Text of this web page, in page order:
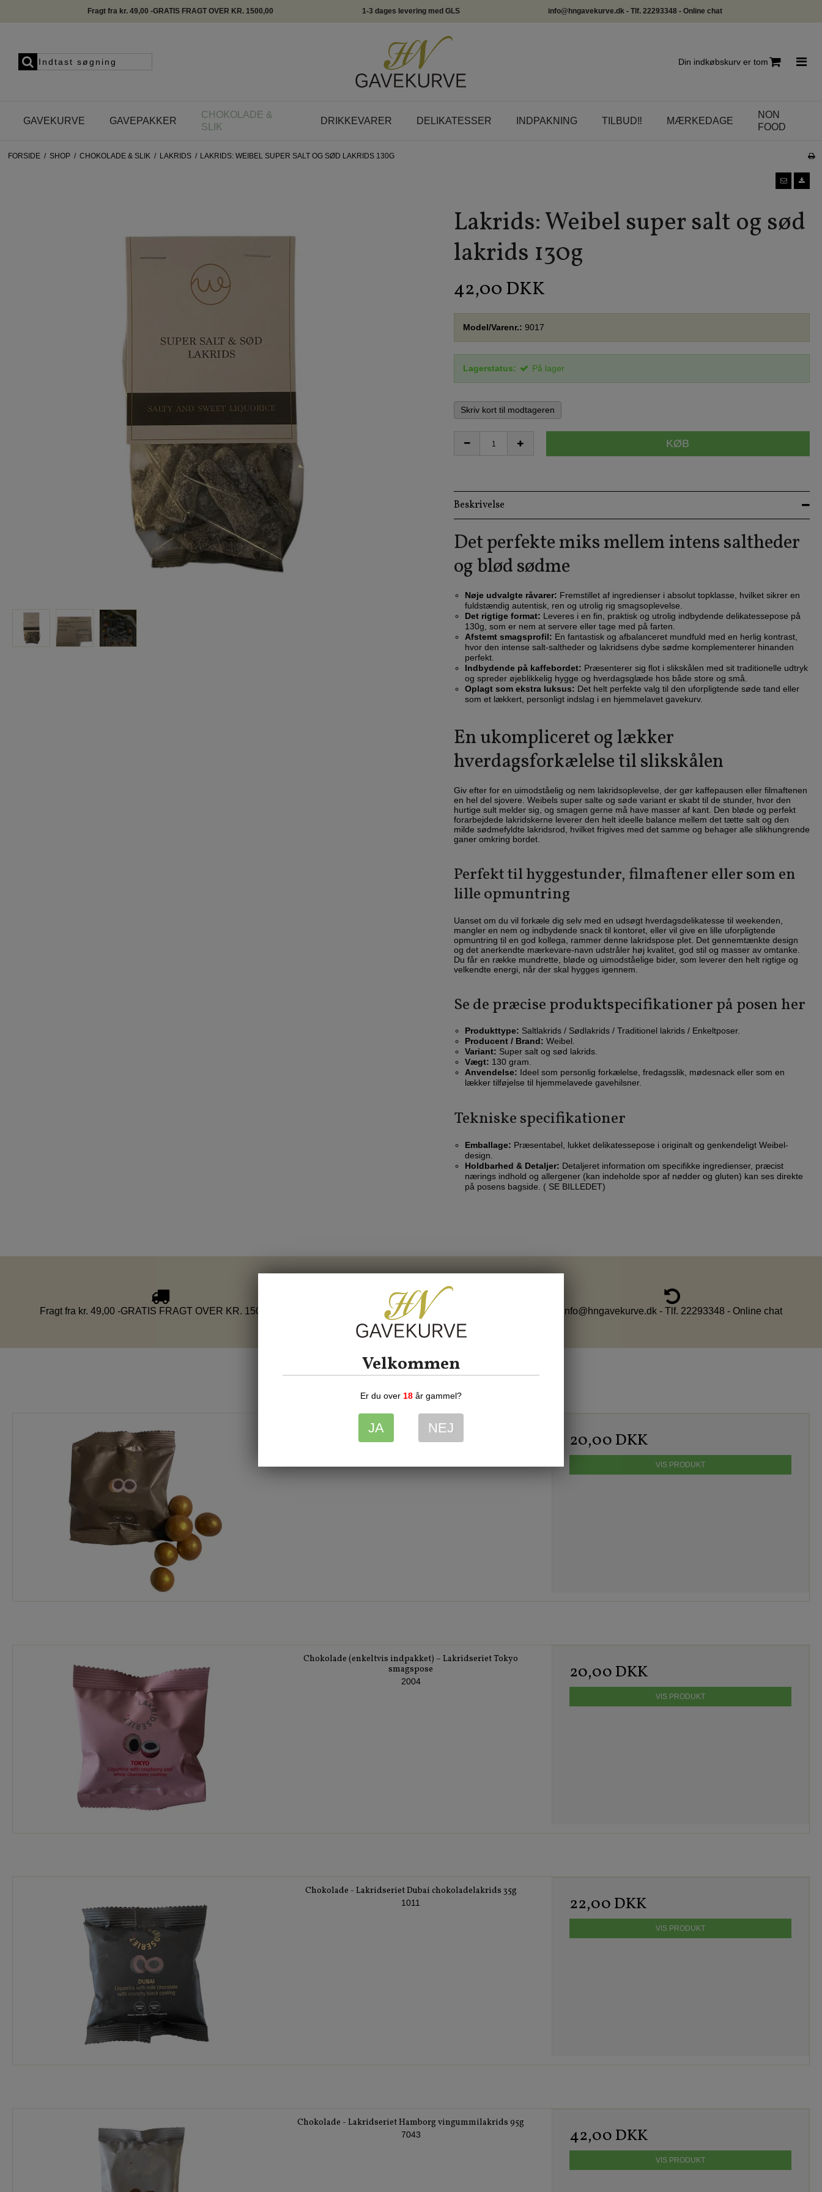
Fragt fra kr. 49,00 -GRATIS FRAGT OVER KR. 1500,00 1-3 dages levering med GLS info@hngavekurve.dk - Tlf. 22293348 - Online chat
Din indkøbskurv er tom
GAVEKURVE GAVEPAKKER
CHOKOLADE &
SLIK
DRIKKEVARER DELIKATESSER INDPAKNING TILBUD‼️ MÆRKEDAGE
NON
FOOD
FORSIDE / SHOP / CHOKOLADE & SLIK / LAKRIDS / LAKRIDS: WEIBEL SUPER SALT OG SØD LAKRIDS 130G
Lakrids: Weibel super salt og sød
lakrids 130g
42,00 DKK
Model/Varenr.: 9017
Lagerstatus: På lager
Skriv kort til modtageren
KØB
Beskrivelse
Det perfekte miks mellem intens saltheder
og blød sødme
Nøje udvalgte råvarer: Fremstillet af ingredienser i absolut topklasse, hvilket sikrer en
fuldstændig autentisk, ren og utrolig rig smagsoplevelse.
Det rigtige format: Leveres i en fin, praktisk og utrolig indbydende delikatessepose på
130g, som er nem at servere eller tage med på farten.
Afstemt smagsprofil: En fantastisk og afbalanceret mundfuld med en herlig kontrast,
hvor den intense salt-saltheder og lakridsens dybe sødme komplementerer hinanden
perfekt.
Indbydende på kaffebordet: Præsenterer sig flot i slikskålen med sit traditionelle udtryk
og spreder øjeblikkelig hygge og hverdagsglæde hos både store og små.
Oplagt som ekstra luksus: Det helt perfekte valg til den uforpligtende søde tand eller
som et lækkert, personligt indslag i en hjemmelavet gavekurv.
En ukompliceret og lækker
hverdagsforkælelse til slikskålen
Giv efter for en uimodståelig og nem lakridsoplevelse, der gør kaffepausen eller filmaftenen
en hel del sjovere. Weibels super salte og søde variant er skabt til de stunder, hvor den
hurtige sult melder sig, og smagen gerne må have masser af kant. Den bløde og perfekt
forarbejdede lakridskerne leverer den helt ideelle balance mellem det tætte salt og den
milde sødmefyldte lakridsrod, hvilket frigives med det samme og behager alle slikhungrende
ganer omkring bordet.
Perfekt til hyggestunder, filmaftener eller som en
lille opmuntring
Uanset om du vil forkæle dig selv med en udsøgt hverdagsdelikatesse til weekenden,
mangler en nem og indbydende snack til kontoret, eller vil give en lille uforpligtende
opmuntring til en god kollega, rammer denne lakridspose plet. Det gennemtænkte design
og det anerkendte mærkevare-navn udstråler høj kvalitet, god stil og masser av omtanke.
Du får en række mundrette, bløde og uimodståelige bider, som leverer den helt rigtige og
velkendte energi, når der skal hygges igennem.
Se de præcise produktspecifikationer på posen her
Produkttype: Saltlakrids / Sødlakrids / Traditionel lakrids / Enkeltposer.
Producent / Brand: Weibel.
Variant: Super salt og sød lakrids.
Vægt: 130 gram.
Anvendelse: Ideel som personlig forkælelse, fredagsslik, mødesnack eller som en
lækker tilføjelse til hjemmelavede gavehilsner.
Tekniske specifikationer
Emballage: Præsentabel, lukket delikatessepose i originalt og genkendeligt Weibel-
design.
Holdbarhed & Detaljer: Detaljeret information om specifikke ingredienser, præcist
nærings indhold og allergener (kan indeholde spor af nødder og gluten) kan ses direkte
på posens bagside. ( SE BILLEDET)
Fragt fra kr. 49,00 -GRATIS FRAGT OVER KR. 1500,00 1-3 dages levering med GLS info@hngavekurve.dk - Tlf. 22293348 - Online chat
Relaterede produkter
Chokolade (Enkeltvis indpakket) – Lakridseriet guld 35g
7041 20,00 DKK
VIS PRODUKT
Chokolade (enkeltvis indpakket) – Lakridseriet Tokyo
smagspose
2004 20,00 DKK
VIS PRODUKT
Chokolade - Lakridseriet Dubai chokoladelakrids 35g
1011 22,00 DKK
VIS PRODUKT
Chokolade - Lakridseriet Hamborg vingummilakrids 95g
7043 42,00 DKK
VIS PRODUKT
Velkommen
Er du over 18 år gammel?
JA NEJ